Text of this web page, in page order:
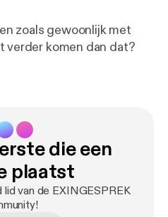
zoals gewoonlijk met
verder komen dan dat?
die een
plaatst
van de EXINGESPREK